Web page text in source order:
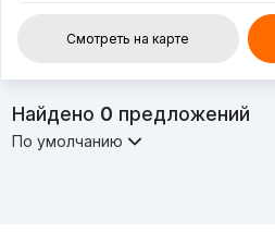
Смотреть на карте
Найдено 0 предложений
По умолчанию